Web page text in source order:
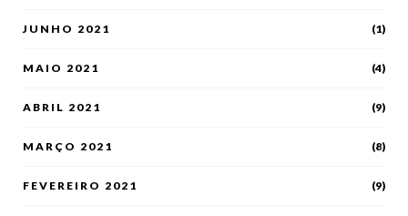
JUNHO 2021 (1)
MAIO 2021 (4)
ABRIL 2021 (9)
MARÇO 2021 (8)
FEVEREIRO 2021 (9)